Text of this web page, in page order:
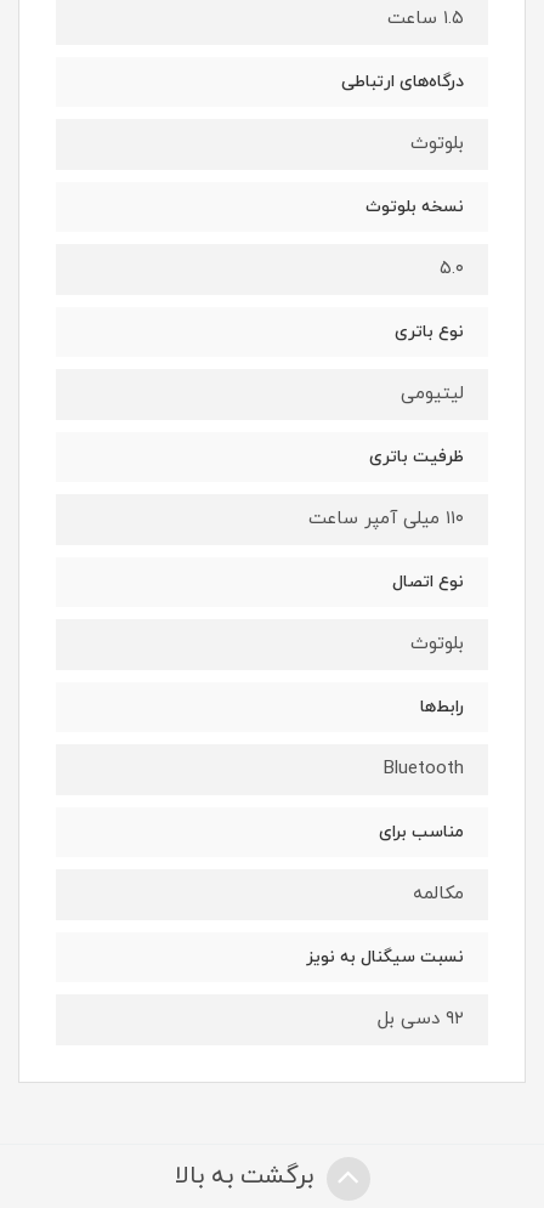
۱.۵ ساعت
درگاه‌های ارتباطی
بلوتوث
نسخه بلوتوث
۵.۰
نوع باتری
لیتیومی
ظرفیت باتری
۱۱۰ میلی آمپر ساعت
نوع اتصال
بلوتوث
رابط‌ها
Bluetooth
مناسب برای
مکالمه
نسبت سیگنال به نویز
۹۲ دسی بل
برگشت به بالا